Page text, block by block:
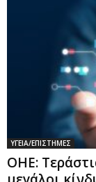
ΥΓΕΙΑ/ΕΠΙΣΤΗΜΕΣ
ΟΗΕ: